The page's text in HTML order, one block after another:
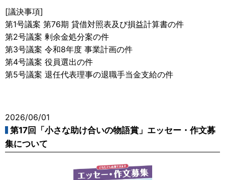
[議決事項]
第1号議案 第76期 貸借対照表及び損益計算書の件
第2号議案 剰余金処分案の件
第3号議案 令和8年度 事業計画の件
第4号議案 役員選出の件
第5号議案 退任代表理事の退職手当金支給の件
2026/06/01
第17回「小さな助け合いの物語賞」エッセー・作文募
集について